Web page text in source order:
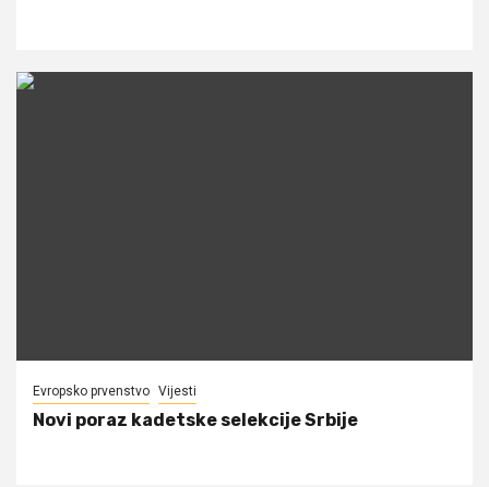
Evropsko prvenstvo Vijesti
Novi poraz kadetske selekcije Srbije